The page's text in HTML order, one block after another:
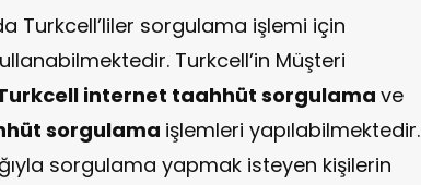
Turkcell’liler sorgulama işlemi için
Turkcell’in Müşteri
internet taahhüt sorgulama ve
sorgulama işlemleri yapılabilmektedir.
sorgulama yapmak isteyen kişilerin